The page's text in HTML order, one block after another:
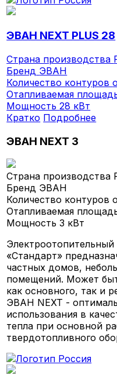
ЭВАН NEXT PLUS 28
Страна производства
Бренд ЭВАН
Количество контуров
Отапливаемая
Мощность28 кВт
Кратко Подробнее
ЭВАН NEXT 3
Страна производства
Бренд ЭВАН
Количество контуров
Отапливаемая
Мощность3 кВт
«Стандарт»
частных домов,
помещений. Может
как основного, так и
ЭВАН NEXT -
использования в
тепла при основной
твердотопливного